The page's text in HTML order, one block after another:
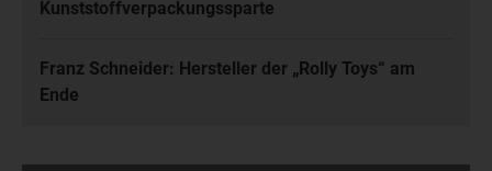
Kunststoffverpackungssparte
Franz Schneider: Hersteller der „Rolly Toys“ am
Ende